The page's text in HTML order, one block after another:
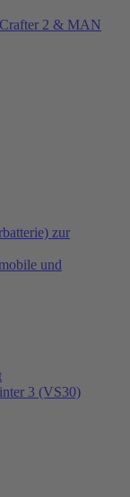
2 & MAN
zur
und
3 (VS30)